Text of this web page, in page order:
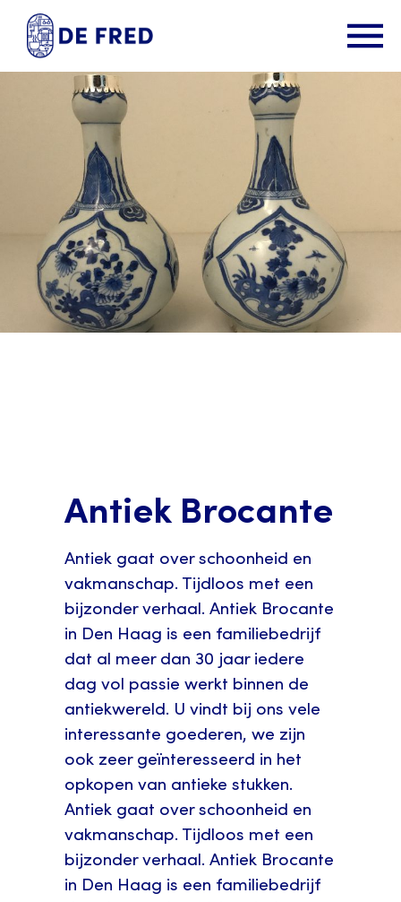
Antiek Brocante
Antiek gaat over schoonheid en
vakmanschap. Tijdloos met een
bijzonder verhaal. Antiek Brocante
in Den Haag is een familiebedrijf
dat al meer dan 30 jaar iedere
dag vol passie werkt binnen de
antiekwereld. U vindt bij ons vele
interessante goederen, we zijn
ook zeer geïnteresseerd in het
opkopen van antieke stukken.
Antiek gaat over schoonheid en
vakmanschap. Tijdloos met een
bijzonder verhaal. Antiek Brocante
in Den Haag is een familiebedrijf